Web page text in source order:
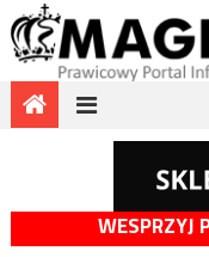
WESPRZYJ